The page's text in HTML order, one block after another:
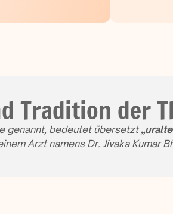
Tradition der
genannt, bedeutet übersetzt
Arzt namens Dr. Jivaka Kumar